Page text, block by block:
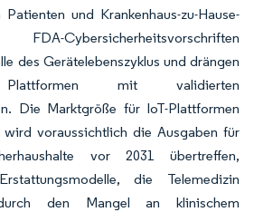
und Krankenhaus-zu-Hause-
Cybersicherheitsvorschriften
des Gerätelebenszyklus und drängen
mit validierten
Die Marktgröße für IoT-Plattformen
wird voraussichtlich die Ausgaben für
vor 2031 übertreffen,
die Telemedizin
den Mangel an klinischem